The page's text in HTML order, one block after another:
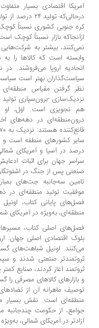
اقتصادی بسیار متفاوت از
درحالی‌که تولید ۲۴ درصد
جنوبی کشوری نسبتاً کوچک و
بازار نسبتاً کوچک است و
بیشتر به شرکت‌هایی
است که کالاها را به
اروپا می‌فروشند. در
بهتر است سیاست‌های
گرفتن مقیاس منطقه‌ای تنظیم
-برون‌سپاری تولید به
تجویزی است. اول، او نشان
در دهه‌های اخیر
قانع‌کننده
در آسیا و آمریکای شمالی قرار
جهان برای اثبات ادعایش در
پس از جنگ در اشتوتگارت،
سه‌جانبه جت‌های بمباردیه
تولید منطقه‌ای در ذهن
پایانی کتاب، اونیل بر دو
به‌ویژه در آمریکای شمالی،
اصلی کتاب، مسیرهای
اقتصادی اصلی جهان: اروپا،
اونیل شباهت‌های
صنعتی شدند و سپس
آغاز کردند، صنایع کمتر
کالاهای مصرفی را
ماهرانه آن از تضادهای
است. نقش بسیار
از حکومت چندجانبه متراکم
در آمریکای شمالی، به‌ویژه